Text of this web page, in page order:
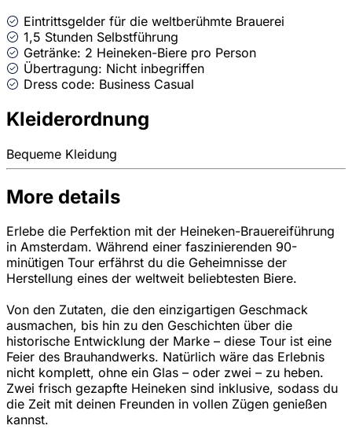
Eintrittsgelder für die weltberühmte Brauerei
1,5 Stunden Selbstführung
Getränke: 2 Heineken-Biere pro Person
Übertragung: Nicht inbegriffen
Dress code: Business Casual
Kleiderordnung
Bequeme Kleidung
More details
Erlebe die Perfektion mit der Heineken-Brauereiführung
in Amsterdam. Während einer faszinierenden 90-
minütigen Tour erfährst du die Geheimnisse der
Herstellung eines der weltweit beliebtesten Biere.
Von den Zutaten, die den einzigartigen Geschmack
ausmachen, bis hin zu den Geschichten über die
historische Entwicklung der Marke – diese Tour ist eine
Feier des Brauhandwerks. Natürlich wäre das Erlebnis
nicht komplett, ohne ein Glas – oder zwei – zu heben.
Zwei frisch gezapfte Heineken sind inklusive, sodass du
die Zeit mit deinen Freunden in vollen Zügen genießen
kannst.